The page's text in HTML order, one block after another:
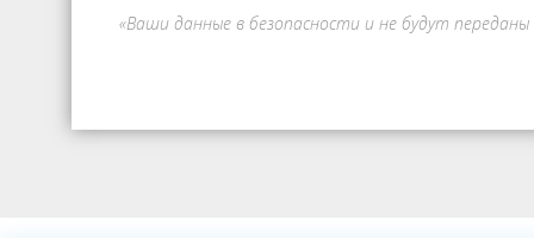
«Ваши данные в безопасности и не будут